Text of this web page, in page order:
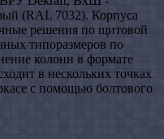
(RAL 7032). Корпуса
решения по щитовой
типоразмеров по
колонн в формате
в нескольких точках
с помощью болтового